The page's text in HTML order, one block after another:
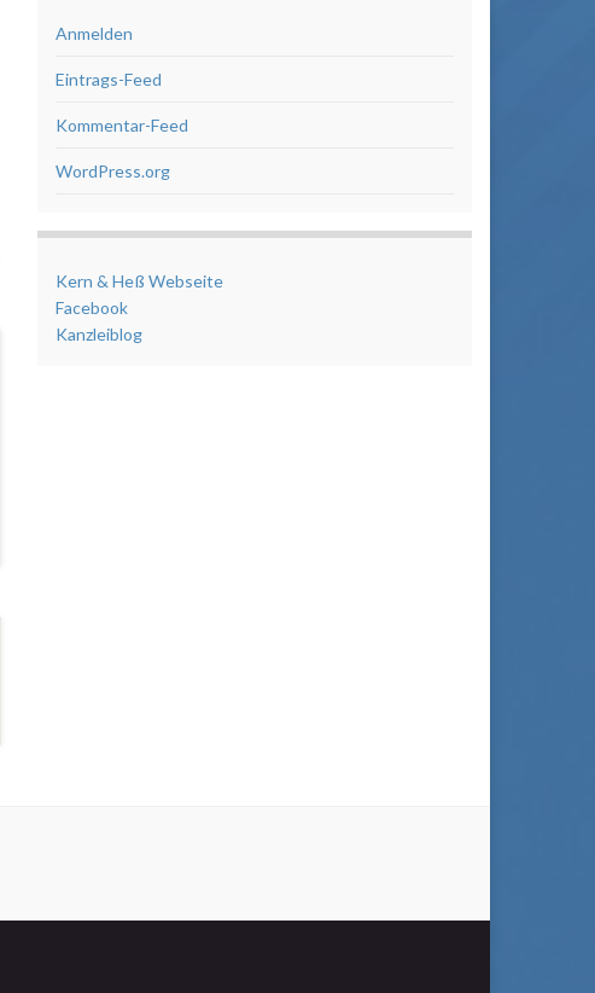
Anmelden
Eintrags-Feed
Kommentar-Feed
WordPress.org
Kern & Heß Webseite
Facebook
Kanzleiblog